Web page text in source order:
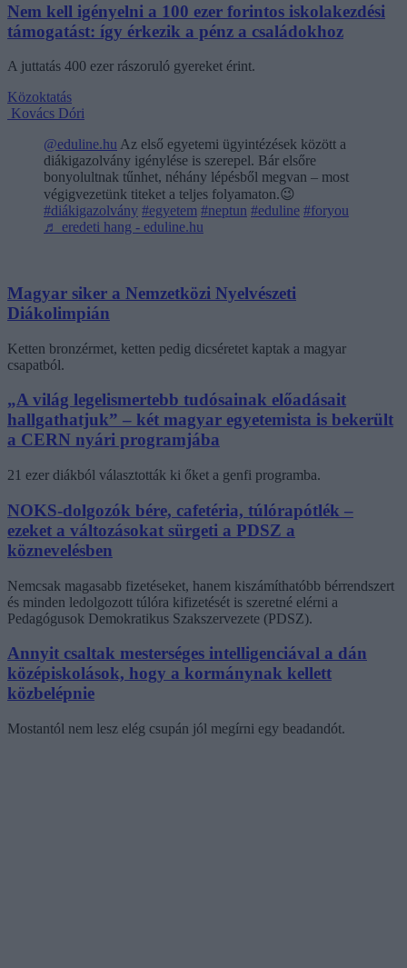
Nem kell igényelni a 100 ezer forintos iskolakezdési
támogatást: így érkezik a pénz a családokhoz
A juttatás 400 ezer rászoruló gyereket érint.
Közoktatás
Kovács Dóri
@eduline.hu Az első egyetemi ügyintézések között a
diákigazolvány igénylése is szerepel. Bár elsőre
bonyolultnak tűnhet, néhány lépésből megvan – most
végigvezetünk titeket a teljes folyamaton.😉
#diákigazolvány #egyetem #neptun #eduline #foryou
♬ eredeti hang - eduline.hu
Magyar siker a Nemzetközi Nyelvészeti
Diákolimpián
Ketten bronzérmet, ketten pedig dicséretet kaptak a magyar
csapatból.
„A világ legelismertebb tudósainak előadásait
hallgathatjuk” – két magyar egyetemista is bekerült
a CERN nyári programjába
21 ezer diákból választották ki őket a genfi programba.
NOKS-dolgozók bére, cafetéria, túlórapótlék –
ezeket a változásokat sürgeti a PDSZ a
köznevelésben
Nemcsak magasabb fizetéseket, hanem kiszámíthatóbb bérrendszert
és minden ledolgozott túlóra kifizetését is szeretné elérni a
Pedagógusok Demokratikus Szakszervezete (PDSZ).
Annyit csaltak mesterséges intelligenciával a dán
középiskolások, hogy a kormánynak kellett
közbelépnie
Mostantól nem lesz elég csupán jól megírni egy beadandót.